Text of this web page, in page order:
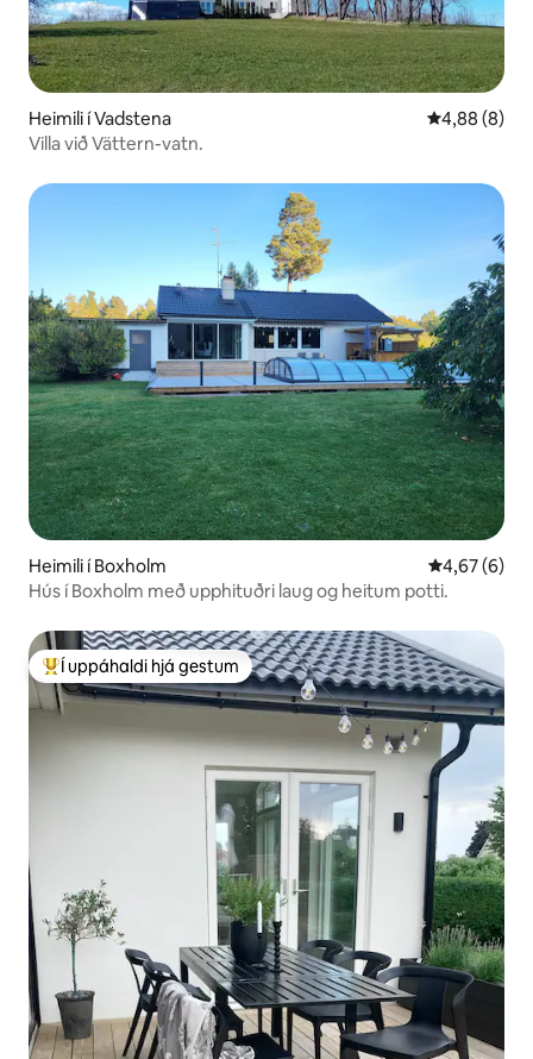
Heimili í Vadstena 4,88 af 5 í
4,88 (8)
Villa við Vättern-vatn.
Heimili í Boxholm 4,67 af 5 í
4,67 (6)
Hús í Boxholm með upphituðri laug og heitum potti.
Í mestu uppáhaldi hjá gestum
Í uppáhaldi hjá gestum